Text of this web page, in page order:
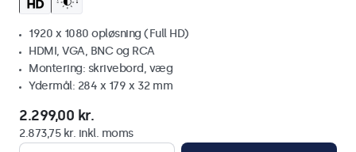
1920 x 1080 opløsning (Full HD)
HDMI, VGA, BNC og RCA
Montering: skrivebord, væg
Ydermål: 284 x 179 x 32 mm
2.299,00 kr.
2.873,75 kr. inkl. moms